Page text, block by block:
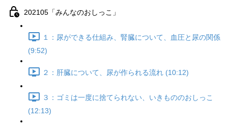
202105「みんなのおしっこ」
１：尿ができる仕組み、腎臓について、血圧と尿の関係
(9:52)
２：肝臓について、尿が作られる流れ (10:12)
３：ゴミは一度に捨てられない、いきもののおしっこ
(12:13)